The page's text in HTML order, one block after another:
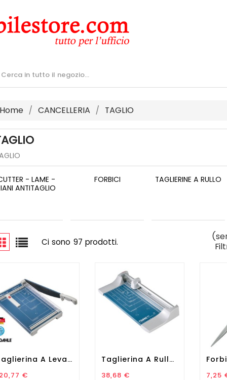
CANCELLERIA TAGLIO
- LAME -
ANTITAGLIO
FORBICI TAGLIERINE A RULLO
Ci sono 97 prodotti.
Taglierina A Leva 533 - 45...
€
Taglierina A Rullo Hobby...
Prezzo
38,68 € 7,25